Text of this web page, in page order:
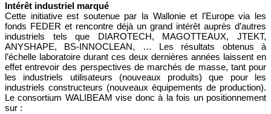
Intérêt industriel marqué
Cette initiative est soutenue par la Wallonie et l’Europe via les
fonds FEDER et rencontre déjà un grand intérêt auprès d’autres
industriels tels que DIAROTECH, MAGOTTEAUX, JTEKT,
ANYSHAPE, BS-INNOCLEAN, … Les résultats obtenus à
l’échelle laboratoire durant ces deux dernières années laissent en
effet entrevoir des perspectives de marchés de masse, tant pour
les industriels utilisateurs (nouveaux produits) que pour les
industriels constructeurs (nouveaux équipements de production).
Le consortium WALIBEAM vise donc à la fois un positionnement
sur :